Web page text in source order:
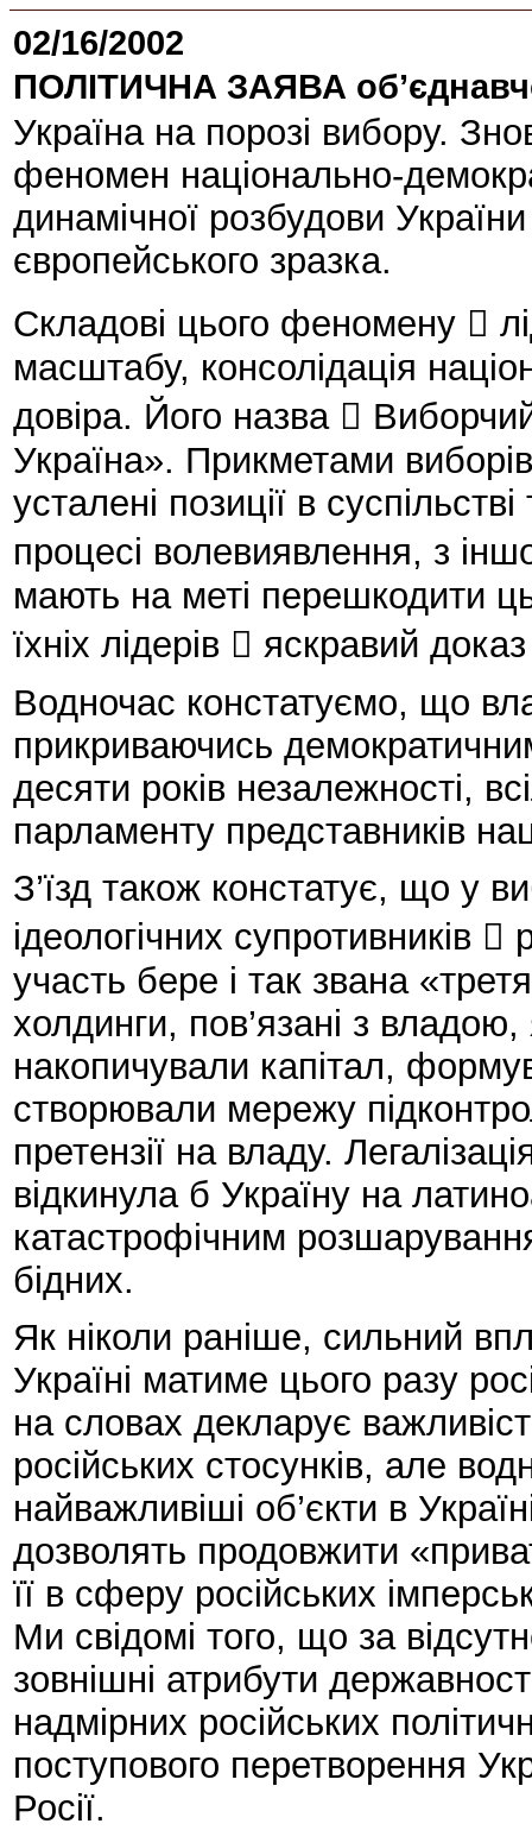
02/16/2002
ПОЛІТИЧНА ЗАЯВА
Україна на порозі вибору.
феномен національно-
динамічної розбудови
європейського зразка.
Складові цього феномену 
масштабу, консолідація
довіра. Його назва 
Україна». Прикметами
усталені позиції в
процесі волевиявлення, з
мають на меті перешкодити
їхніх лідерів  яскравий
Водночас констатуємо, що
прикриваючись
десяти років незалежності,
парламенту представників
З’їзд також констатує, що у
ідеологічних супротивників 
участь бере і так звана
холдинги, пов’язані з владою,
накопичували капітал,
створювали мережу
претензії на владу.
відкинула б Україну на
катастрофічним
бідних.
Як ніколи раніше, сильний
Україні матиме цього разу
на словах декларує
російських стосунків, але
найважливіші об’єкти в
дозволять продовжити
її в сферу російських
Ми свідомі того, що за
зовнішні атрибути
надмірних російських
поступового перетворення
Росії.